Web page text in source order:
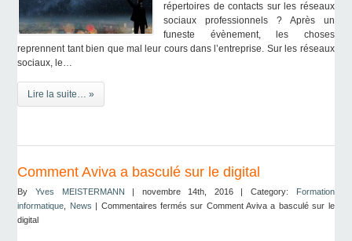
répertoires de contacts sur les réseaux
sociaux professionnels ? Après un
funeste évènement, les choses
reprennent tant bien que mal leur cours dans l’entreprise. Sur les réseaux
sociaux, le…
Lire la suite… »
Comment Aviva a basculé sur le digital
By Yves MEISTERMANN | novembre 14th, 2016 | Category:
Formation
informatique
News | Commentaires fermés sur Comment Aviva a basculé sur le
digital